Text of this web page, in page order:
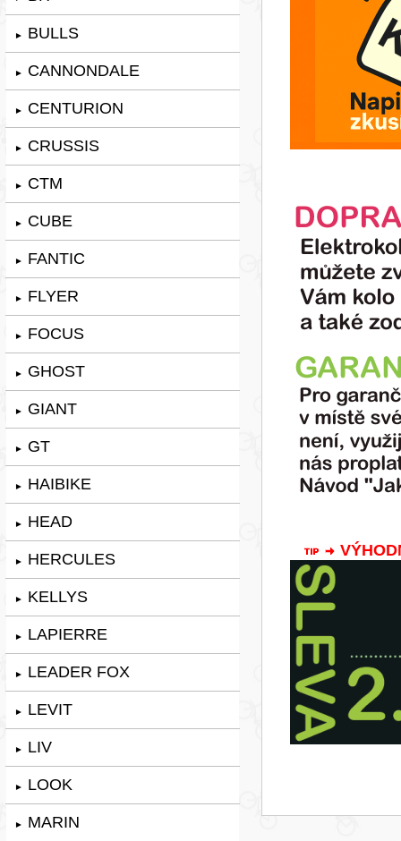
► BULLS
► CANNONDALE
► CENTURION
► CRUSSIS
► CTM
► CUBE
► FANTIC
► FLYER
► FOCUS
► GHOST
► GIANT
► GT
► HAIBIKE
► HEAD
► HERCULES
► KELLYS
► LAPIERRE
► LEADER FOX
► LEVIT
► LIV
► LOOK
► MARIN